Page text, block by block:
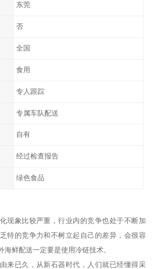
东莞
否
全国
食用
专人跟踪
专属车队配送
自有
经过检查报告
绿色食品
现象比较严重，行业内的竞争也处于不断加
特的竞争力和不树立起自己的差异，会很容
海鲜配送一定要是使用冷链技术。
来已久，从新石器时代，人们就已经懂得采